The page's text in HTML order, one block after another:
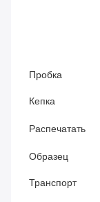
Пробка
Кепка
Распечатать
Образец
Транспорт